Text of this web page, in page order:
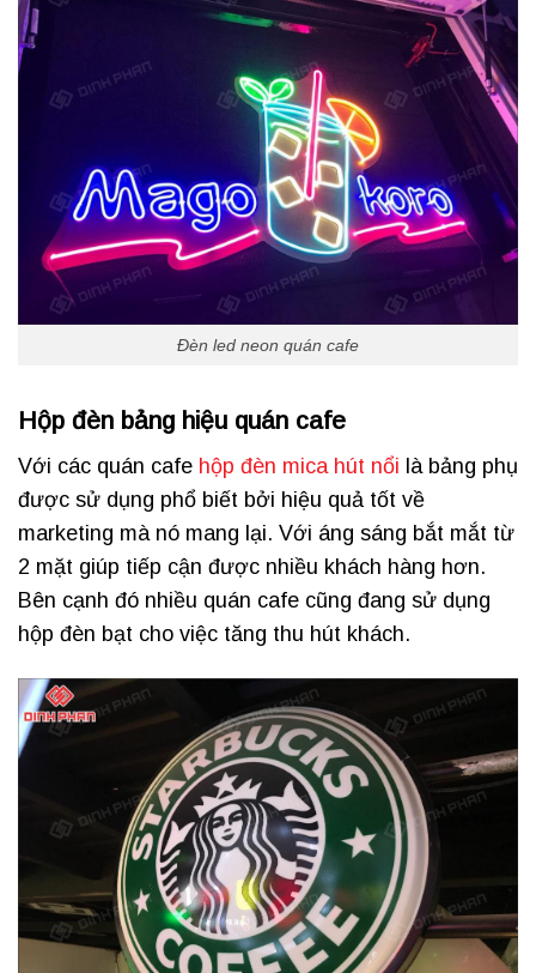
Đèn led neon quán cafe
Hộp đèn bảng hiệu quán cafe
Với các quán cafe hộp đèn mica hút nổi là bảng phụ
được sử dụng phổ biết bởi hiệu quả tốt về
marketing mà nó mang lại. Với áng sáng bắt mắt từ
2 mặt giúp tiếp cận được nhiều khách hàng hơn.
Bên cạnh đó nhiều quán cafe cũng đang sử dụng
hộp đèn bạt cho việc tăng thu hút khách.